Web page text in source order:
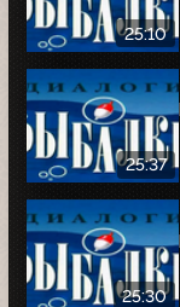
25:10
25:37
25:30